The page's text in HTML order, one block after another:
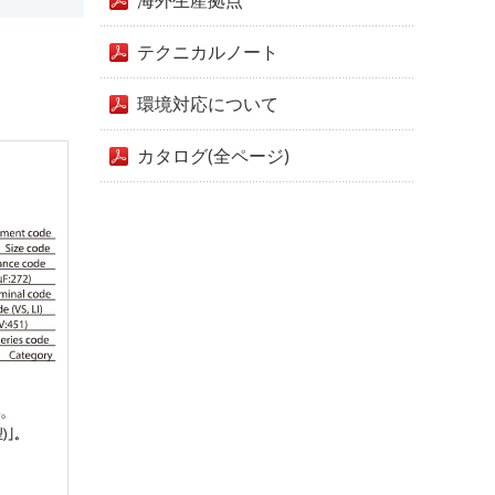
テクニカルノート
環境対応について
カタログ(全ページ)